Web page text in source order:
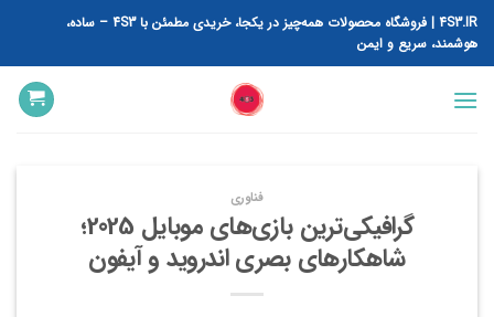
پرش
محتوا
4S3.IR | فروشگاه محصولات همه‌چیز در یکجا، خریدی مطمئن با 4S3 – ساده،
هوشمند، سریع و ایمن
فناوری
گرافیکی‌ترین بازی‌های موبایل 2025؛
شاهکارهای بصری اندروید و آیفون